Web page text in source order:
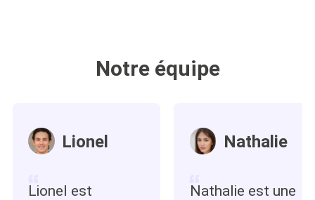
Notre équipe
Lionel
Lionel est
Nathalie
Nathalie est une